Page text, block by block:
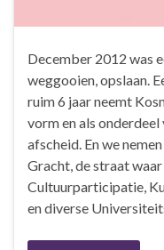
December 2012 was
weggooien, opslaan.
ruim 6 jaar neemt
vorm en als
afscheid. En we
Gracht, de straat
Cultuurparticipatie,
en diverse